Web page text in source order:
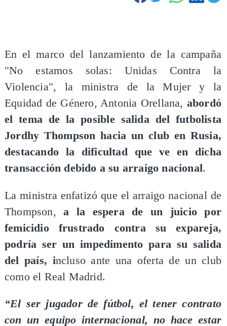
En el marco del lanzamiento de la campaña
"No estamos solas: Unidas Contra la
Violencia", la ministra de la Mujer y la
Equidad de Género, Antonia Orellana, abordó
el tema de la posible salida del futbolista
Jordhy Thompson hacia un club en Rusia,
destacando la dificultad que ve en dicha
transacción debido a su arraigo nacional.
La ministra enfatizó que el arraigo nacional de
Thompson,a la espera de un juicio por
femicidio frustrado contra su expareja,
podría ser un impedimento para su salida
del país, incluso ante una oferta de un club
como el Real Madrid.
“El ser jugador de fútbol, el tener contrato
con un equipo internacional, no hace estar